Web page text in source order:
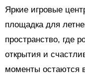
Яркие игровые
площадка для
пространство, где
открытия и
моменты остаются